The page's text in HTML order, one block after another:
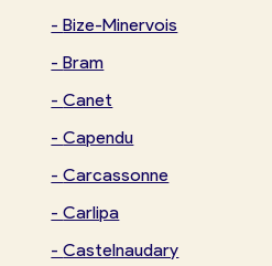
-Bize-Minervois
-Bram
-Canet
-Capendu
-Carcassonne
-Carlipa
-Castelnaudary